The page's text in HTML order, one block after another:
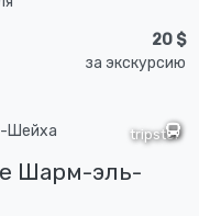
20 $
за экскурсию
tripster
Шарм-эль-